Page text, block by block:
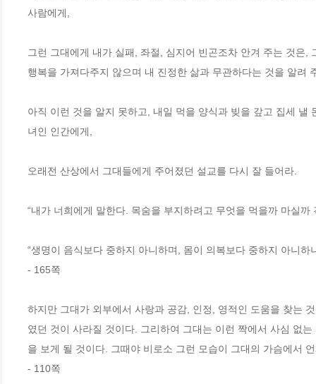
사람에게,
그런 그대에게 내가 실패, 좌절, 심지어 빈곤조차 안겨 주는 것은
행복을 가져다주지 않으며 내 진정한 삶과 무관하다는 것을 알려
아직 이런 것을 알지 못하고, 내일 먹을 양식과 빚을 갚고 집세
녀인 인간에게,
오래전 산상에서 그대들에게 주어졌던 설교를 다시 잘 들어라.
“내가 너희에게 말한다. 목숨을 부지하려고 무엇을 먹을까 마실
“생명이 음식보다 중하지 아니하며, 몸이 의복보다 중하지 아니하
- 165쪽
하지만 그대가 외부에서 사랑과 공감, 인정, 영적인 도움을 찾는
였던 것이 사라질 것이다. 그리하여 그대는 이런 짝에서 사심 없
을 보게 될 것이다. 그때야 비로소 그런 모습이 그대의 가슴에서
- 110쪽